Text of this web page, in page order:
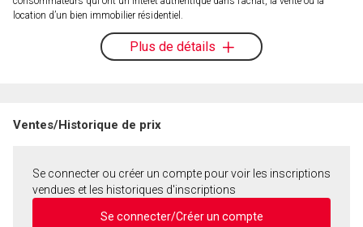
location d’un bien immobilier résidentiel.
Plus de détails
Ventes/Historique de prix
Se connecter ou créer un compte pour voir les inscriptions
vendues et les historiques d'inscriptions
Se connecter/Créer un compte